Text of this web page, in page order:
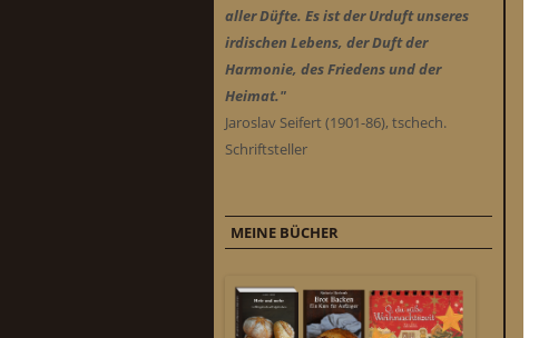
aller Düfte. Es ist der Urduft unseres
irdischen Lebens, der Duft der
Harmonie, des Friedens und der
Heimat."
Jaroslav Seifert (1901-86), tschech.
Schriftsteller
MEINE BÜCHER